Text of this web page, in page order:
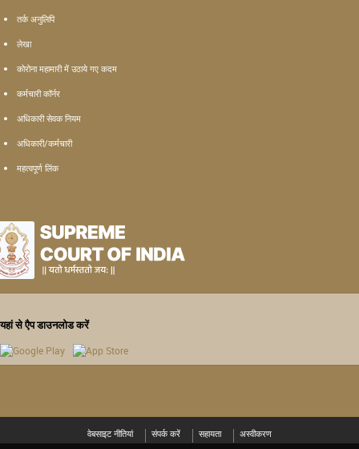
तर्क अनुलिपि
लेखा
कोरोना महामारी में उठाये गए कदम
कर्मचारी कॉर्नर
अधिकारी सेवक नियम
अधिकारी/कर्मचारी
महत्वपूर्ण लिंक
यहां से एैप डाउनलोड करें
वेबसाइट नीतियां संपर्क करें सहायता अस्वीकरण